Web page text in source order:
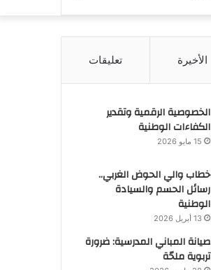
عن
الأخيرة تعليقات
الخصوصية الرقمية وتقدير
الكفاءات الوطنية
15 مايو 2026
خطاب والي الحوض الغربي..
رسائل الحسم والسيادة
الوطنية
13 أبريل 2026
صيانة المباني المدرسية: ضرورة
تربوية ملحّة